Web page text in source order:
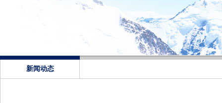
新闻动态